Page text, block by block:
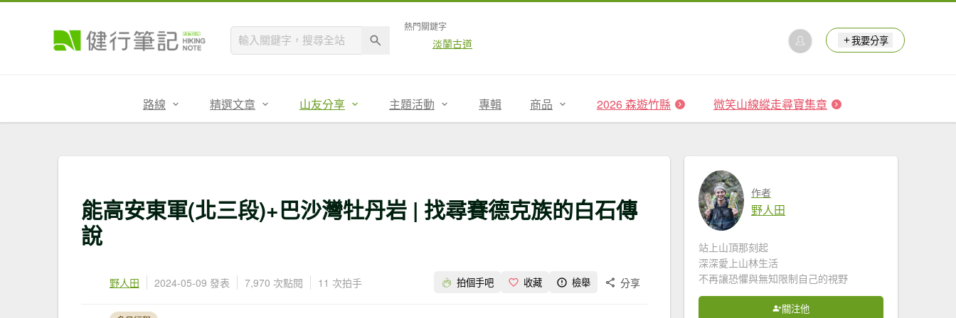
熱門關鍵字
淡蘭古道 我要分享
路線 精選文章 山友分享 主題活動 專輯 商品 2026 森遊竹縣 微笑山線縱走尋寶集章
能高安東軍(北三段)+巴沙灣牡丹岩 | 找尋賽德克族的白石傳
說
野人田 2024-05-09 發表 7,970 次點閱 11 次拍手 拍個手吧 收藏 檢舉 分享
作者
野人田
站上山頂那刻起
深深愛上山林生活
不再讓恐懼與無知限制自己的視野
關注他